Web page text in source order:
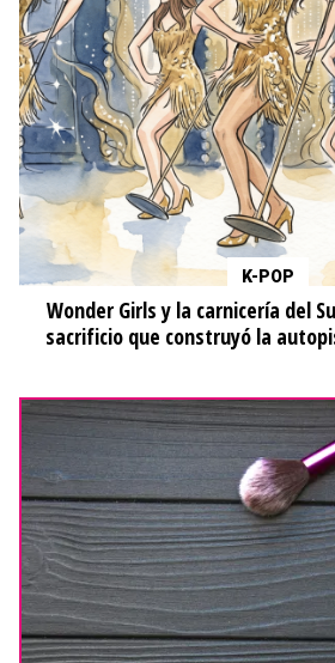
K-POP
Wonder Girls y la carnicería del
sacrificio que construyó la